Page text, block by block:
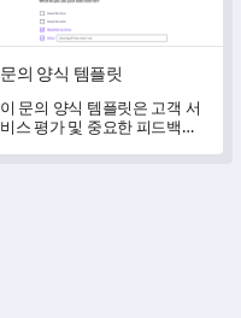
문의 양식 템플릿
이 문의 양식 템플릿은 고객 서
비스 평가 및 중요한 피드백을